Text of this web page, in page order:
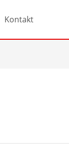
Kontakt